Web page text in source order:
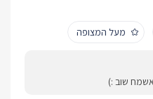
מעל המצופה
שוב :)